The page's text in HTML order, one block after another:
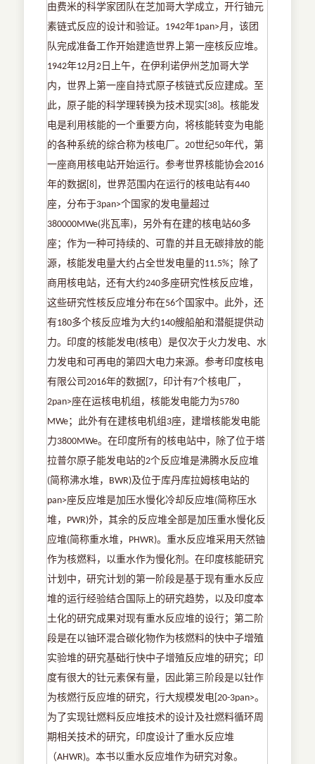
由费米的科学家团队在芝加哥大学成立，开行铀元
素链式反应的设计和验证。 1942年1pan>月，该团
队完成准备工作开始建造世界上第一座核反应堆。
1942年12月2 日上午，在伊利诺伊州芝加哥大学
内，世界上第一座自持式原子核链式反应建成。至
此，原子能的科学理转换为技术现实 [38]。核能发
电是利用核能的一个重要方向，将核能转变为电能
的各种系统的综合称为核电厂。20世纪50年代，第
一座商用核电站开始运行。参考世界核能协会2016
年的数据 [8] ，世界范围内在运行的核电站有440
座，分布于3pan>个国家的发电量超过
380000MWe(兆瓦率)，另外有在建的核电站60多
座；作为一种可持续的、可靠的并且无碳排放的能
源，核能发电量大约占全世发电量的11.5%；除了
商用核电站，还有大约240多座研究性核反应堆，
这些研究性核反应堆分布在56个国家中。此外，还
有180多个核反应堆为大约140艘船舶和潜艇提供动
力。印度的核能发电(核电）是仅次于火力发电、水
力发电和可再电的第四大电力来源。参考印度核电
有限公司2016年的数据 [7，印计有7个核电厂，
2pan>座在运核电机组，核能发电能力为5780
MWe；此外有在建核电机组 3座，建增核能发电能
力3800MWe。在印度所有的核电站中，除了位于塔
拉普尔原子能发电站的2个反应堆是沸腾水反应堆
(简称沸水堆， BWR)及位于库丹库拉姆核电站的
pan>座反应堆是加压水慢化冷却反应堆(简称压水
堆， PWR)外，其余的反应堆全部是加压重水慢化反
应堆(简称重水堆， PHWR)。重水反应堆采用天然铀
作为核燃料，以重水作为慢化剂。在印度核能研究
计划中，研究计划的第一阶段是基于现有重水反应
堆的运行经验结合国际上的研究趋势，以及印度本
土化的研究成果对现有重水反应堆的设行；第二阶
段是在以铀环混合碳化物作为核燃料的快中子增殖
实验堆的研究基础行快中子增殖反应堆的研究；印
度有很大的钍元素保有量，因此第三阶段是以钍作
为核燃行反应堆的研究，行大规模发电 [20-3pan>。
为了实现钍燃料反应堆技术的设计及社燃料循环周
期相关技术的研究，印度设计了重水反应堆
（AHWR)。本书以重水反应堆作为研究对象。